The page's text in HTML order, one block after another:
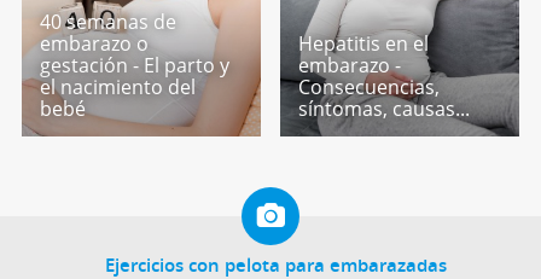
40 semanas de
embarazo o
gestación - El parto y
el nacimiento del
bebé
Hepatitis en el
embarazo -
Consecuencias,
síntomas, causas...
Ejercicios con pelota para embarazadas